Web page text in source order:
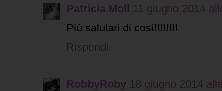
Patricia Moll
11 giugno 2014
Più salutari di così!!!!!!!!
Rispondi
RobbyRoby 18 giugno 2014